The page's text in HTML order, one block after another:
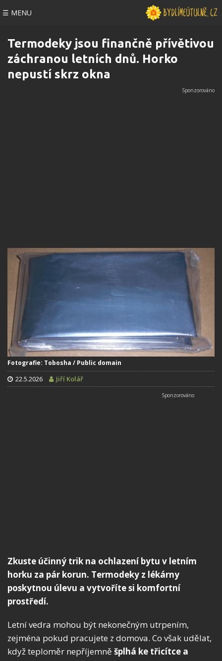
☰ MENU
Termodeky jsou finančně přívětivou
záchranou letních dnů. Horko
nepustí skrz okna
Fotografie: Tobosha / Public domain
22.5.2026 Jiří Kolář
Zkuste účinný trik na ochlazení bytu v letním
horku za pár korun. Termodeky z lékárny
poskytnou úlevu a vytvoříte si komfortní
prostředí.
Letní vedra mohou být nekonečným utrpením,
zejména pokud pracujete z domova. Co však udělat,
když teploměr nepříjemně šplhá ke třicítce a